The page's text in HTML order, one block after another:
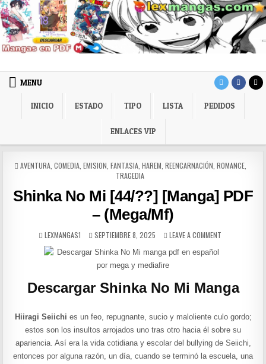
Skip to content
LexMangas
MENU
INICIO ESTADO TIPO LISTA PEDIDOS
ENLACES VIP
POSTED IN
AVENTURA, COMEDIA, EMISION FANTASIA, HAREM REENCARNACIÓN ROMANCE,
TRAGEDIA
Shinka No Mi [44/??] [Manga] PDF
– (Mega/Mf)
AUTHOR:
LEXMANGAS1 PUBLISHED DATE:
SEPTIEMBRE 8, 2025 LEAVE A COMMENT
Descargar Shinka No Mi Manga
Hiiragi Seiichi es un feo, repugnante, sucio y maloliente culo gordo;
estos son los insultos arrojados uno tras otro hacia él sobre su
apariencia. Así era la vida cotidiana y escolar del bullying de Seiichi,
entonces por alguna razón, un día, cuando se terminó la escuela, una